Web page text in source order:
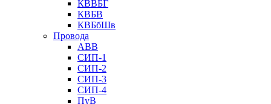
КВВБГ
КВБВ
КВБбШв
Провода
АВВ
СИП-1
СИП-2
СИП-3
СИП-4
ПуВ